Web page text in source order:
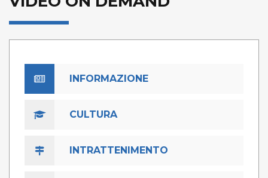
INFORMAZIONE
CULTURA
INTRATTENIMENTO